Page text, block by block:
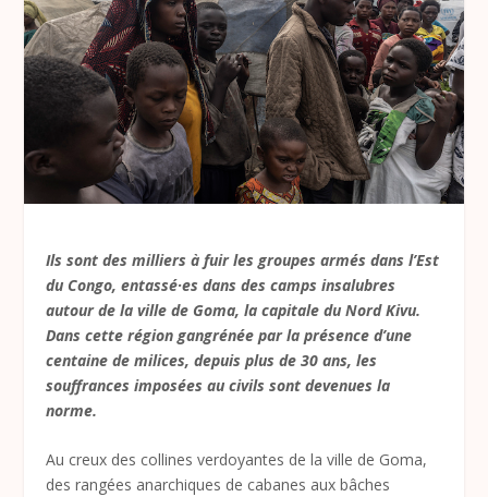
Ils sont des milliers à fuir les groupes armés dans l’Est
du Congo, entassé·es dans des camps insalubres
autour de la ville de Goma, la capitale du Nord Kivu.
Dans cette région gangrénée par la présence d’une
centaine de milices, depuis plus de 30 ans, les
souffrances imposées au civils sont devenues la
norme.
Au creux des collines verdoyantes de la ville de Goma,
des rangées anarchiques de cabanes aux bâches